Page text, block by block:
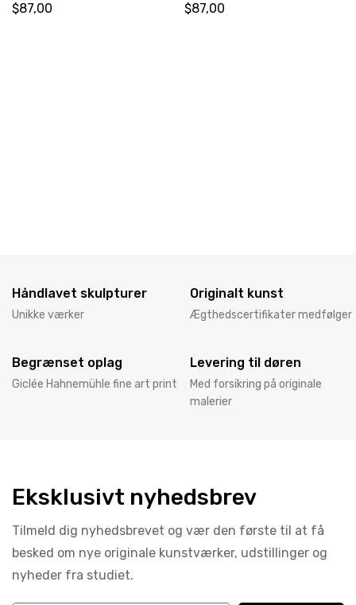
$87,00 $87,00
Håndlavet skulpturer
Unikke værker
Originalt kunst
Ægthedscertifikater medfølger
Begrænset oplag
Giclée Hahnemühle fine art print
Levering til døren
Med forsikring på originale
malerier
Eksklusivt nyhedsbrev
Tilmeld dig nyhedsbrevet og vær den første til at få
besked om nye originale kunstværker, udstillinger og
nyheder fra studiet.